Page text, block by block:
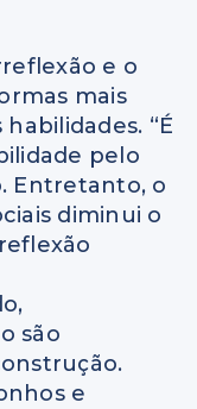
e o
mais
“É
pelo
Entretanto, o
diminui o
são
e